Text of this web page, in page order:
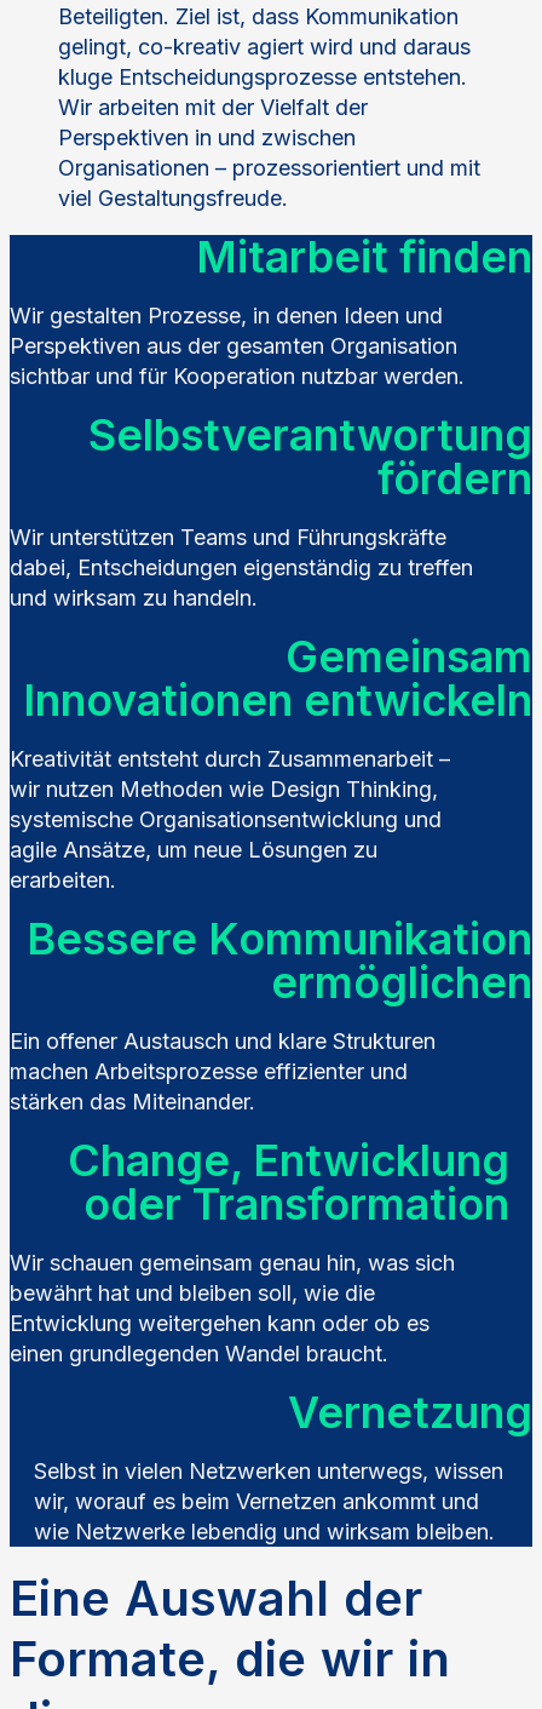
Beteiligten. Ziel ist, dass Kommunikation
gelingt, co-kreativ agiert wird und daraus
kluge Entscheidungsprozesse entstehen.
Wir arbeiten mit der Vielfalt der
Perspektiven in und zwischen
Organisationen – prozessorientiert und mit
viel Gestaltungsfreude.
Mitarbeit finden
Wir gestalten Prozesse, in denen Ideen und
Perspektiven aus der gesamten Organisation
sichtbar und für Kooperation nutzbar werden.
Selbstverantwortung
fördern
Wir unterstützen Teams und Führungskräfte
dabei, Entscheidungen eigenständig zu treffen
und wirksam zu handeln.
Gemeinsam
Innovationen entwickeln
Kreativität entsteht durch Zusammenarbeit –
wir nutzen Methoden wie Design Thinking,
systemische Organisationsentwicklung und
agile Ansätze, um neue Lösungen zu
erarbeiten.
Bessere Kommunikation
ermöglichen
Ein offener Austausch und klare Strukturen
machen Arbeitsprozesse effizienter und
stärken das Miteinander.
Change, Entwicklung
oder Transformation
Wir schauen gemeinsam genau hin, was sich
bewährt hat und bleiben soll, wie die
Entwicklung weitergehen kann oder ob es
einen grundlegenden Wandel braucht.
Vernetzung
Selbst in vielen Netzwerken unterwegs, wissen
wir, worauf es beim Vernetzen ankommt und
wie Netzwerke lebendig und wirksam bleiben.
Eine Auswahl der
Formate, die wir in